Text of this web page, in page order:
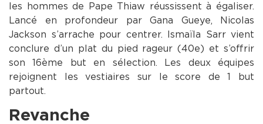
les hommes de Pape Thiaw réussissent à égaliser.
Lancé en profondeur par Gana Gueye, Nicolas
Jackson s’arrache pour centrer. Ismaïla Sarr vient
conclure d’un plat du pied rageur (40e) et s’offrir
son 16ème but en sélection. Les deux équipes
rejoignent les vestiaires sur le score de 1 but
partout.
Revanche